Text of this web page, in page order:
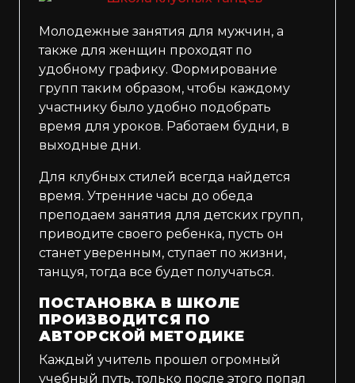
Молодежные занятия для мужчин, а
также для женщин проходят по
удобному графику. Формирование
групп таким образом, чтобы каждому
участнику было удобно подобрать
время для уроков. Работаем будни, в
выходные дни.
Для клубных стилей всегда найдется
время. Утренние часы до обеда
преподаем занятия для детских групп,
приводите своего ребенка, пусть он
станет уверенным, ступает по жизни,
танцуя, тогда все будет получаться.
ПОСТАНОВКА В ШКОЛЕ
ПРОИЗВОДИТСЯ ПО
АВТОРСКОЙ МЕТОДИКЕ
Каждый учитель прошел огромный
учебный путь, только после этого попал